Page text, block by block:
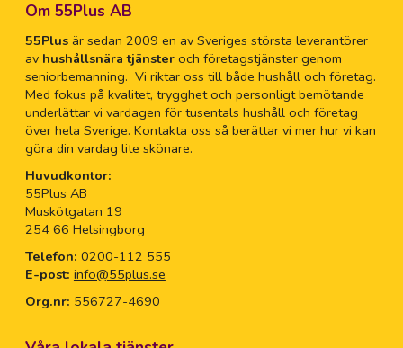
Om 55Plus AB
55Plusär sedan 2009 en av Sveriges största leverantörer
av hushållsnära tjänsteroch företagstjänster genom
seniorbemanning. Vi riktar oss till både hushåll och företag.
Med fokus på kvalitet, trygghet och personligt bemötande
underlättar vi vardagen för tusentals hushåll och företag
över hela Sverige. Kontakta oss så berättar vi mer hur vi kan
göra din vardag lite skönare.
Huvudkontor:
55Plus AB
Muskötgatan 19
254 66 Helsingborg
Telefon: 0200-112 555
E-post: info@55plus.se
Org.nr: 556727-4690